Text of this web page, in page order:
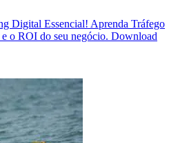
Digital Essencial! Aprenda Tráfego
e o ROI do seu negócio. Download